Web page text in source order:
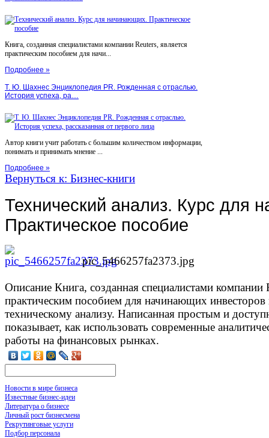
Книга, созданная специалистами компании Reuters, является
практическим пособием для начи...
Подробнее »
Т. Ю. Шахнес Энциклопедия PR. Рожденная с отраслью.
История успеха, ра…
Автор книги учит работать с большим количеством информации,
понимать и принимать мнение ...
Подробнее »
Вернуться к: Бизнес-книги
Технический анализ. Курс для
Практическое пособие
pic_5466257fa2373.jpg
Описание Книга, созданная специалистами компании
практическим пособием для начинающих инвесторов
техническому анализу. Написанная простым и
показывает, как использовать современные
работы на финансовых рынках.
Новости в мире бизнеса
Известные бизнес-идеи
Литература о бизнесе
Личный рост бизнесмена
Рекрутинговые услуги
Подбор персонала